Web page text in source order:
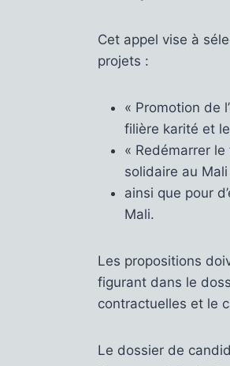
Cet appel vise à
projets :
« Promotion de
filière karité et
« Redémarrer
solidaire au Mali
ainsi que pour
Mali.
Les propositions
figurant dans le
contractuelles et le
Le dossier de